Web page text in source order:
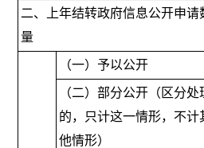
二、上年结转政府信息公开申请
量
（一）予以公开
（二）部分公开（区分处
的，
只计这一情形，不计
他情形）